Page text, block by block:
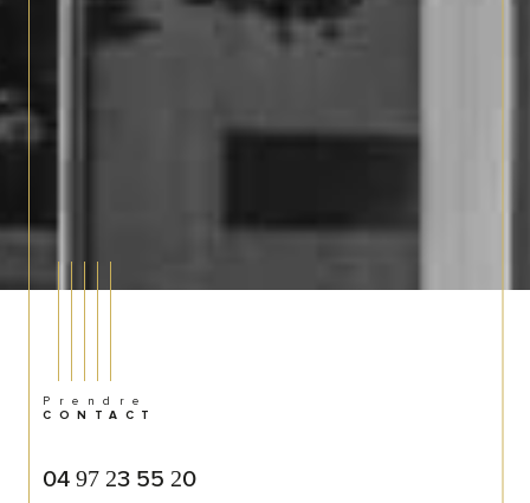
Prendre
CONTACT
04 97 23 55 20